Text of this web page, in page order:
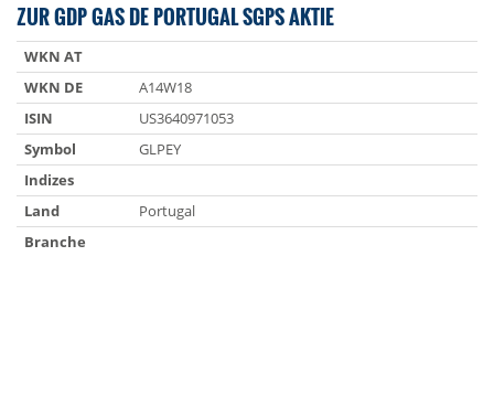
ZUR GDP GAS DE PORTUGAL SGPS AKTIE
WKN AT
WKN DE
A14W18
ISIN
US3640971053
Symbol
GLPEY
Indizes
Land
Portugal
Branche